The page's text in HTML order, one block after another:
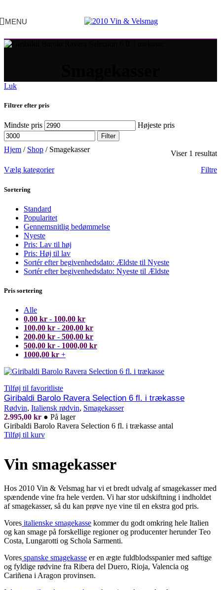
MENU
Luk
Filtrer efter pris
Mindste pris Højeste pris
Filter
Hjem / Shop / Smagekasser
Viser 1 resultat
Vælg kategorier
Filtre
Sortering
Standard
Popularitet
Gennemsnitlig bedømmelse
Nyeste
Pris: Lav til høj
Pris: Høj til lav
Sortér efter begivenhedsdato: Ældste til Nyeste
Sortér efter begivenhedsdato: Nyeste til Ældste
Pris sortering
Alle
0,00 kr - 100,00 kr
100,00 kr - 200,00 kr
200,00 kr - 500,00 kr
500,00 kr - 1000,00 kr
1000,00 kr +
Tilføj til favoritliste
Giribaldi Barolo Ravera Selection 6 fl. i trækasse
Rødvin, Italiensk rødvin, Smagekasser
2.995,00 kr ● På lager
Giribaldi Barolo Ravera Selection 6 fl. i trækasse antal
Tilføj til kurv
Vin smagekasser
Hos 2010 Vin & Velsmag har vi et bredt udvalg af smagekasser med
spændende vine fra hele verden. Vi har stor udskiftning i indholdet
af smagekasser, så du kan prøve nye vine til en ekstra god pris.
Vores italienske smagekasse kommer du godt omkring hele Italien
og kan smage på forskellige regioner og producenter herunder Teo
Costa, Lungarotti og Schola Sarmenti.
Vores spanske smagekasse er en ægte fuldblodsspanier med saftige
og fyldige rødvine fra Ribera del Duero, Rioja, Valencia og
Cariñena i Aragon provinsen.